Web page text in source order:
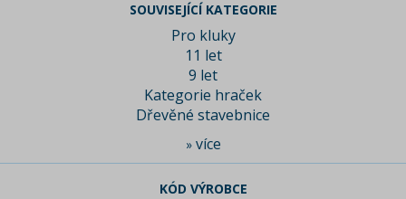
SOUVISEJÍCÍ KATEGORIE
Pro kluky
11 let
9 let
Kategorie hraček
Dřevěné stavebnice
» více
KÓD VÝROBCE